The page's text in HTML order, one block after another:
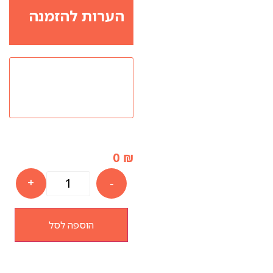
הערות להזמנה
0 ₪
-
+
הוספה לסל